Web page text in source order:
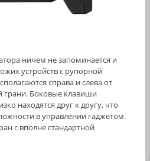
ничем не запоминается и
устройств с рупорной
справа и слева от
грани. Боковые клавиши
находятся друг к другу, что
в управлении гаджетом.
с вполне стандартной